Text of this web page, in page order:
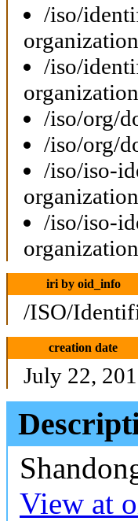
/iso/
/iso/
/iso/org/
/iso/org/
/iso/iso-
/iso/iso-
iri by oid_info
/ISO/
creation date
July 22,
View at